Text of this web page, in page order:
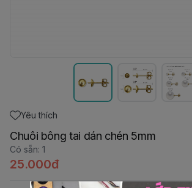
Yêu thích
Chuôi bông tai dán chén 5mm
Có sẵn: 1
25.000đ